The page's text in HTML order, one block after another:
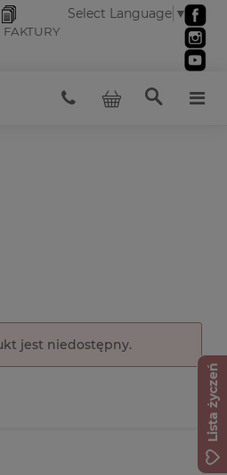
FAKTURY
Select Language ▼
jest niedostępny.
Lista życzeń